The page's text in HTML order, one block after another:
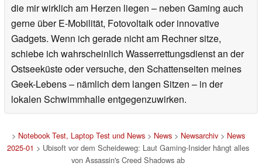
die mir wirklich am Herzen liegen – neben Gaming auch
gerne über E-Mobilität, Fotovoltaik oder innovative
Gadgets. Wenn ich gerade nicht am Rechner sitze,
schiebe ich wahrscheinlich Wasserrettungsdienst an der
Ostseeküste oder versuche, den Schattenseiten meines
Geek-Lebens – nämlich dem langen Sitzen – in der
lokalen Schwimmhalle entgegenzuwirken.
> Notebook Test, Laptop Test und News> News> Newsarchiv> News
2025-01 > Ubisoft vor dem Scheideweg: Laut Gaming-Insider hängt alles
von Assassin's Creed Shadows ab